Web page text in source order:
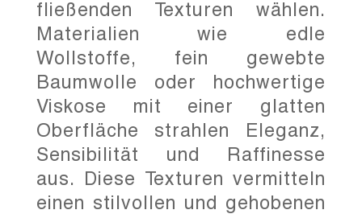
fließenden Texturen wählen.
Materialien wie edle
Wollstoffe, fein gewebte
Baumwolle oder hochwertige
Viskose mit einer glatten
Oberfläche strahlen Eleganz,
Sensibilität und Raffinesse
aus. Diese Texturen vermitteln
einen stilvollen und gehobenen